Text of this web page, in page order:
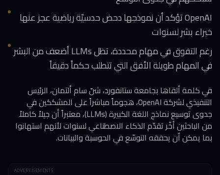
OpenAI تؤكد أن نموذجها دحض حدسيّة رياضية عجز عنها
خبراء بشر لسنوات
رغم التفوق في مهام محددة، تظل LLMs أضعف من البشر
في المهام طويلة الأفق التي تتطلب حكماً دقيقاً
في كلمة ألقاها بجامعة ستانفورد، شنّ سام ألتمان، الرئيس
التنفيذي لشركة OpenAI، هجوماً مباشراً على المشككين في
جدوى توسيع نماذج اللغة الكبيرة (LLMs)، معتبراً أن جيلاً كاملاً
من الباحثين أخّر تقدّم الذكاء الاصطناعي لسنوات لأنهم استهانوا
بما يمكن أن يحققه التوسّع في الحوسبة والبيانات.
ADVERTISEMENTS